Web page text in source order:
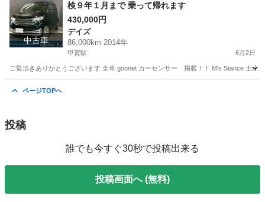
中古車
検９年１月まで 乗って帰れます
430,000円
デイズ
86,000km 2014年
甲賀駅 6月2日
ご覧頂きありがとうございます 全車 goonet カーセンサー 掲載！！ M's Stance 土
ページTOPへ
投稿
誰でも今すぐ30秒で投稿出来る
投稿画面へ (無料)